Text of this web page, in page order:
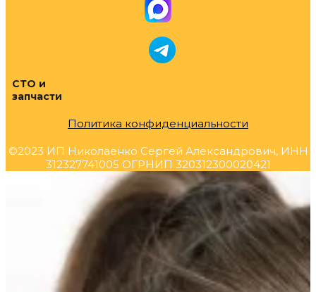
СТО и
запчасти
Политика конфиденциальности
©2023 ИП Николаенко Сергей Александрович, ИНН
312327741005 ОГРНИП 320312300020421